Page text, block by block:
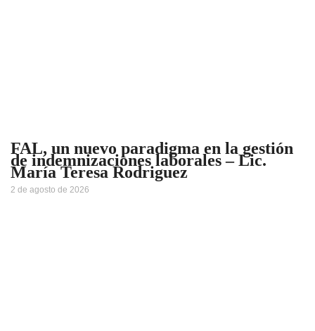
FAL, un nuevo paradigma en la gestión
de indemnizaciones laborales – Lic.
María Teresa Rodriguez
2 de agosto de 2026